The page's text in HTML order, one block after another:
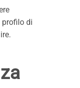
profilo di